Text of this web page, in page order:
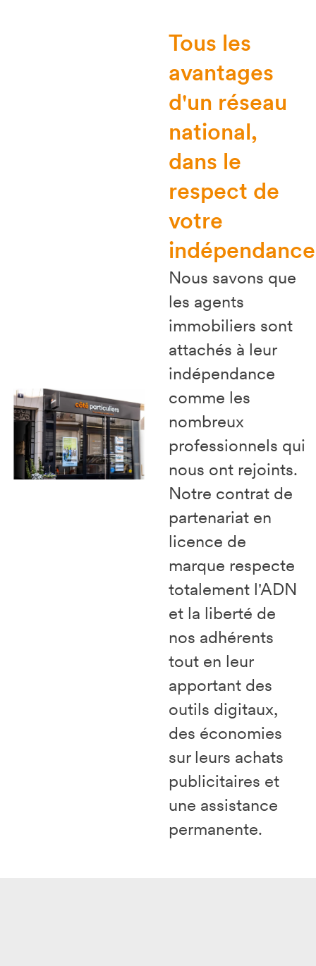
Tous les
avantages
d'un réseau
national,
dans le
respect de
votre
Nous savons que
les agents
immobiliers sont
attachés à leur
indépendance
comme les
nombreux
professionnels qui
nous ont rejoints.
Notre contrat de
partenariat en
licence de
marque respecte
totalement l'ADN
et la liberté de
nos adhérents
tout en leur
apportant des
outils digitaux,
des économies
sur leurs achats
publicitaires et
une assistance
permanente.